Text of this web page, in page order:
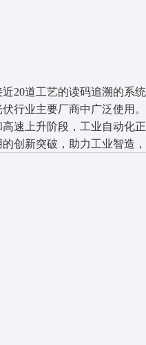
20道工艺的读码追溯的系
行业主要厂商中广泛使用。
速上升阶段，工业自动化
创新突破，助力工业智造